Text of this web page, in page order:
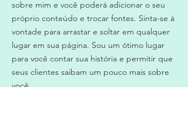
sobre mim e você poderá adicionar o seu
próprio conteúdo e trocar fontes. Sinta-se à
vontade para arrastar e soltar em qualquer
lugar em sua página. Sou um ótimo lugar
para você contar sua história e permitir que
seus clientes saibam um pouco mais sobre
você.